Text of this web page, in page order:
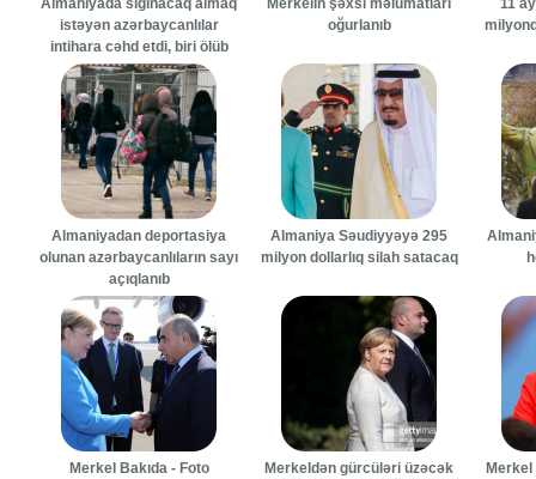
istəyən azərbaycanlılar
intihara cəhd etdi, biri ölüb
oğurlanıb
Almaniyadan deportasiya
olunan azərbaycanlıların sayı
açıqlanıb
Almaniya Səudiyyəyə 295
milyon dollarlıq silah satacaq
Merkel Bakıda - Foto
Merkeldən gürcüləri üzəcək
Merkel